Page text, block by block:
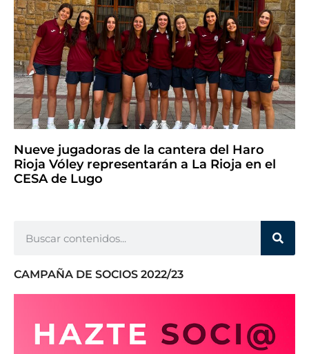
Nueve jugadoras de la cantera del Haro
Rioja Vóley representarán a La Rioja en el
CESA de Lugo
CAMPAÑA DE SOCIOS 2022/23